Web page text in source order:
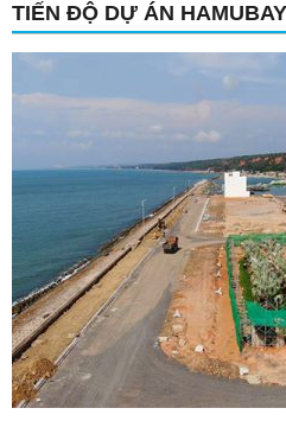
TIẾN ĐỘ DỰ ÁN